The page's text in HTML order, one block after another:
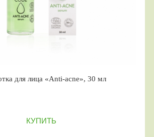
для лица «Anti-acne», 30 мл
КУПИТЬ